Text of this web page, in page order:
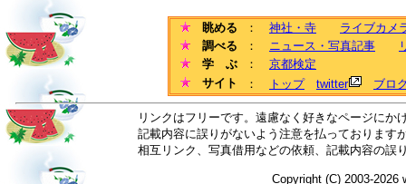
眺める ： 神社・寺
ライブカメ
調べる
： ニュース・写真記事
学 ぶ
： 京都検定
サイト
： トップ twitter ブロ
リンクはフリーです。遠慮なく好きなページに
記載内容に誤りがないよう注意を払っております
相互リンク、写真借用などの依頼、記載内容の誤
Copyright (C) 2003-2026